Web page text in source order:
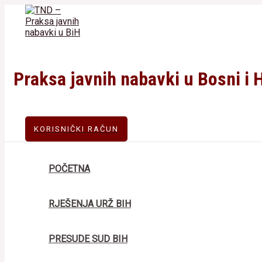
content
Praksa javnih nabavki u Bosni i
KORISNIČKI RAČUN
POČETNA
RJEŠENJA URŽ BIH
PRESUDE SUD BIH